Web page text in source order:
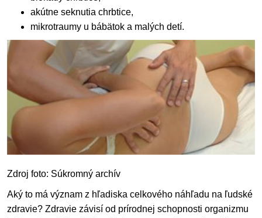
akútne seknutia chrbtice,
mikrotraumy u bábätok a malých detí.
Zdroj foto: Súkromný archív
Aký to má význam z hľadiska celkového náhľadu na ľudské
zdravie? Zdravie závisí od prírodnej schopnosti organizmu